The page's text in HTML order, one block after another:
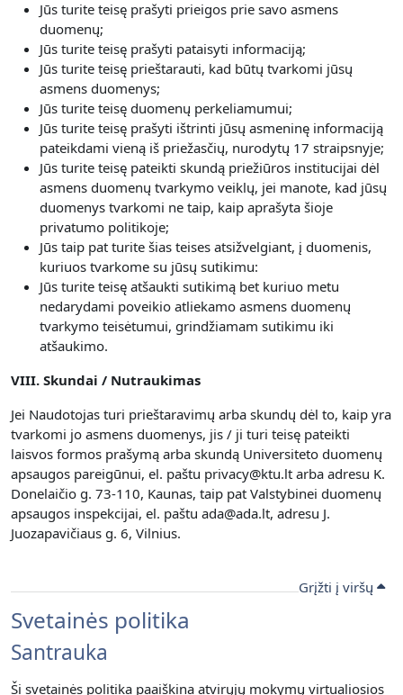
Jūs turite teisę prašyti prieigos prie savo asmens
duomenų;
Jūs turite teisę prašyti pataisyti informaciją;
Jūs turite teisę prieštarauti, kad būtų tvarkomi jūsų
asmens duomenys;
Jūs turite teisę duomenų perkeliamumui;
Jūs turite teisę prašyti ištrinti jūsų asmeninę informaciją
pateikdami vieną iš priežasčių, nurodytų 17 straipsnyje;
Jūs turite teisę pateikti skundą priežiūros institucijai dėl
asmens duomenų tvarkymo veiklų, jei manote, kad jūsų
duomenys tvarkomi ne taip, kaip aprašyta šioje
privatumo politikoje;
Jūs taip pat turite šias teises atsižvelgiant, į duomenis,
kuriuos tvarkome su jūsų sutikimu:
Jūs turite teisę atšaukti sutikimą bet kuriuo metu
nedarydami poveikio atliekamo asmens duomenų
tvarkymo teisėtumui, grindžiamam sutikimu iki
atšaukimo.
VIII. Skundai / Nutraukimas
Jei Naudotojas turi prieštaravimų arba skundų dėl to, kaip yra
tvarkomi jo asmens duomenys, jis / ji turi teisę pateikti
laisvos formos prašymą arba skundą Universiteto duomenų
apsaugos pareigūnui, el. paštu privacy@ktu.lt arba adresu K.
Donelaičio g. 73-110, Kaunas, taip pat Valstybinei duomenų
apsaugos inspekcijai, el. paštu ada@ada.lt, adresu J.
Juozapavičiaus g. 6, Vilnius.
Grįžti į viršų
Svetainės politika
Santrauka
Ši svetainės politika paaiškina atvirųjų mokymų virtualiosios